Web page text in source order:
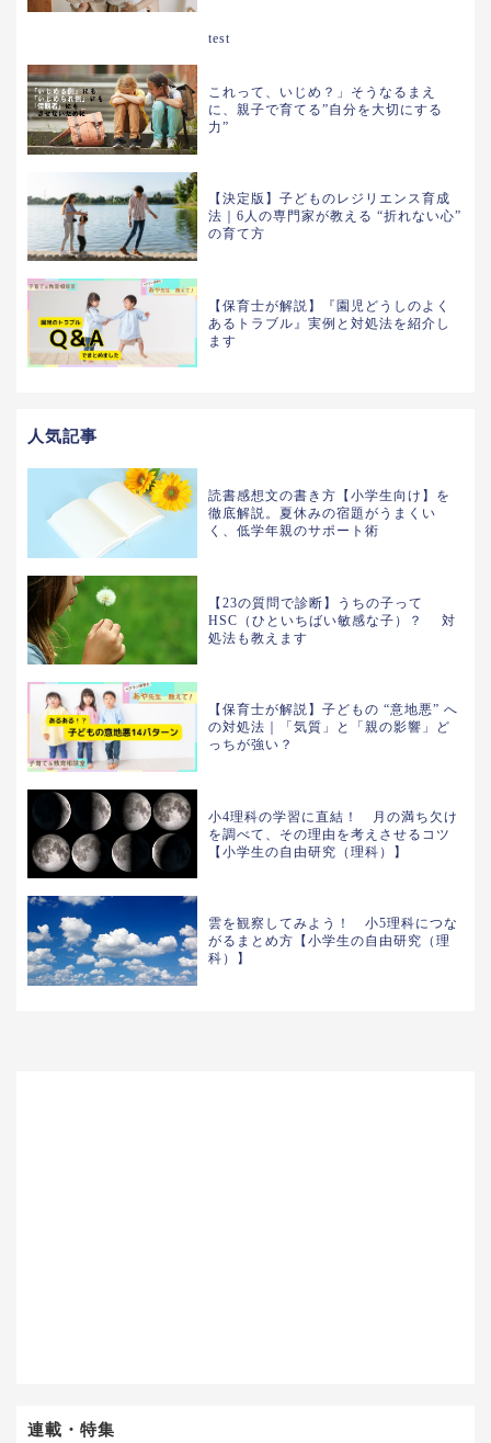
test
これって、いじめ？」そうなるまえ
に、親子で育てる”自分を大切にする
力”
【決定版】子どものレジリエンス育成
法｜6人の専門家が教える “折れない心”
の育て方
【保育士が解説】『園児どうしのよく
あるトラブル』実例と対処法を紹介し
ます
人気記事
読書感想文の書き方【小学生向け】を
徹底解説。夏休みの宿題がうまくい
く、低学年親のサポート術
【23の質問で診断】うちの子って
HSC（ひといちばい敏感な子）？ 対
処法も教えます
【保育士が解説】子どもの “意地悪” へ
の対処法｜「気質」と「親の影響」ど
っちが強い？
小4理科の学習に直結！ 月の満ち欠け
を調べて、その理由を考えさせるコツ
【小学生の自由研究（理科）】
雲を観察してみよう！ 小5理科につな
がるまとめ方【小学生の自由研究（理
科）】
連載・特集